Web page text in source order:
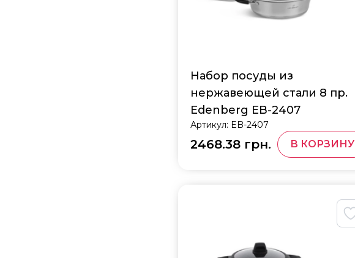
Набор посуды из
нержавеющей стали 8 пр.
Edenberg EB-2407
Артикул: EB-2407
2468.38 грн. В КОРЗИНУ